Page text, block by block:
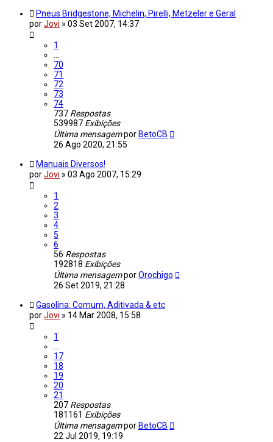
Pneus Bridgestone, Michelin, Pirelli, Metzeler e Geral
porJovi » 03 Set 2007, 14:37
1
…
70
71
72
73
74
737 Respostas
539987 Exibições
Última mensagempor BetoCB
26 Ago 2020, 21:55
Manuais Diversos!
porJovi » 03 Ago 2007, 15:29
1
2
3
4
5
6
56 Respostas
192818 Exibições
Última mensagemporOrochigo
26 Set 2019, 21:28
Gasolina: Comum, Aditivada & etc
porJovi » 14 Mar 2008, 15:58
1
…
17
18
19
20
21
207 Respostas
181161 Exibições
Última mensagempor BetoCB
22 Jul 2019, 19:19